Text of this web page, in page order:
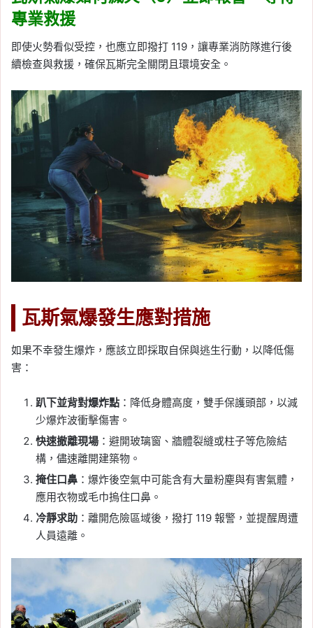
專業救援
即使火勢看似受控，也應立即撥打 119，讓專業消防隊進行後
續檢查與救援，確保瓦斯完全關閉且環境安全。
瓦斯氣爆發生應對措施
如果不幸發生爆炸，應該立即採取自保與逃生行動，以降低傷
害：
趴下並背對爆炸點 ：降低身體高度，雙手保護頭部，以減
少爆炸波衝擊傷害。
快速撤離現場 ：避開玻璃窗、牆體裂縫或柱子等危險結
構，儘速離開建築物。
掩住口鼻 ：爆炸後空氣中可能含有大量粉塵與有害氣體，
應用衣物或毛巾摀住口鼻。
冷靜求助 ：離開危險區域後，撥打 119 報警，並提醒周遭
人員遠離。